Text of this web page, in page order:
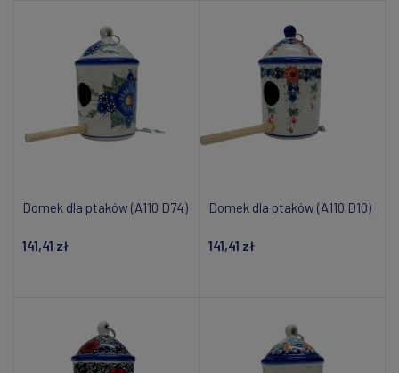
Domek dla ptaków (A110 D74)
141,41 zł
Domek dla ptaków (A110 D10)
141,41 zł